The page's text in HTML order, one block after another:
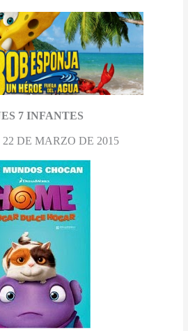
7 INFANTES
DE MARZO DE 2015